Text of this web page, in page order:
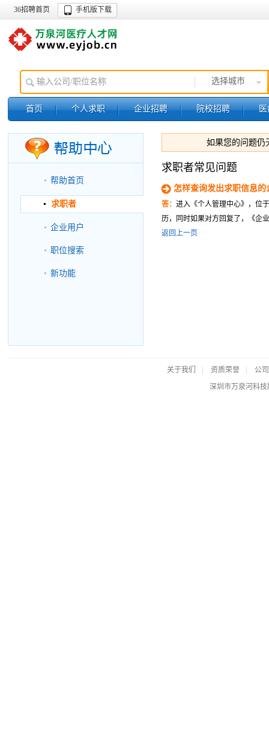
36招聘首页 手机版下载
选择城市
首页 个人求职 企业招聘 院校招聘 医
销售/市场营销
帮助首页
求职者
企业用户
职位搜索
新功能
如果您的问题仍
求职者常见问题
怎样查询发出求职信息的
答： 进入《个人管理中心》，位
历，同时如果对方回复了，《企
返回上一页
关于我们 资质荣誉
公
深圳市万泉河科技